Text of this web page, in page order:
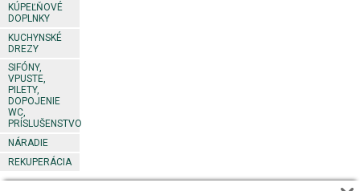
KÚPEĽŇOVÉ
DOPLNKY
KUCHYNSKÉ
DREZY
SIFÓNY,
VPUSTE,
PILETY,
DOPOJENIE
WC,
PRÍSLUŠENSTVO
NÁRADIE
REKUPERÁCIA